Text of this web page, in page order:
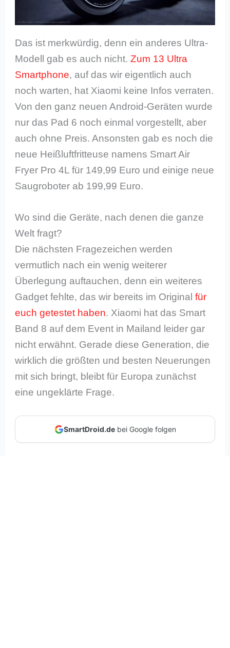
Das ist merkwürdig, denn ein anderes Ultra-
Modell gab es auch nicht.Zum 13 Ultra
Smartphone, auf das wir eigentlich auch
noch warten, hat Xiaomi keine Infos verraten.
Von den ganz neuen Android-Geräten wurde
nur das Pad 6 noch einmal vorgestellt, aber
auch ohne Preis. Ansonsten gab es noch die
neue Heißluftfritteuse namens Smart Air
Fryer Pro 4L für 149,99 Euro und einige neue
Saugroboter ab 199,99 Euro.
Wo sind die Geräte, nach denen die ganze
Welt fragt?
Die nächsten Fragezeichen werden
vermutlich nach ein wenig weiterer
Überlegung auftauchen, denn ein weiteres
Gadget fehlte, das wir bereits im Originalfür
euch getestet haben. Xiaomi hat das Smart
Band 8 auf dem Event in Mailand leider gar
nicht erwähnt. Gerade diese Generation, die
wirklich die größten und besten Neuerungen
mit sich bringt, bleibt für Europa zunächst
eine ungeklärte Frage.
SmartDroid.debei Google folgen